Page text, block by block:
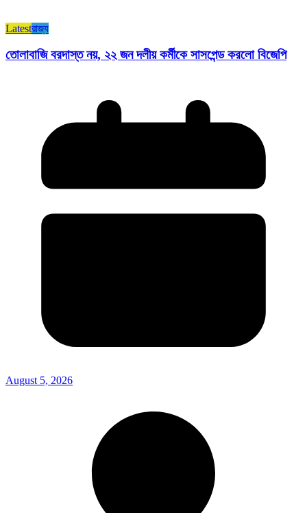
Latestরাজ্য​
তোলাবাজি বরদাস্ত নয়, ২২ জন দলীয় কর্মীকে সাসপেন্ড করলো বিজেপি
August 5, 2026